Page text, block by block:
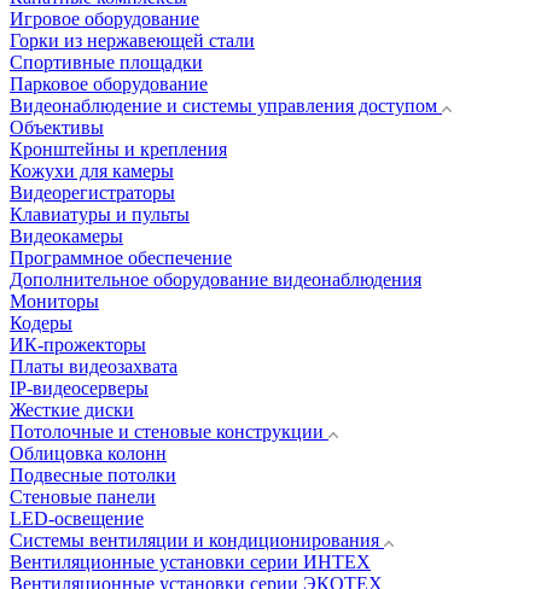
Игровое оборудование
Горки из нержавеющей стали
Спортивные площадки
Парковое оборудование
Видеонаблюдение и системы управления доступом
Объективы
Кронштейны и крепления
Кожухи для камеры
Видеорегистраторы
Клавиатуры и пульты
Видеокамеры
Программное обеспечение
Дополнительное оборудование видеонаблюдения
Мониторы
Кодеры
ИК-прожекторы
Платы видеозахвата
IP-видеосерверы
Жесткие диски
Потолочные и стеновые конструкции
Облицовка колонн
Подвесные потолки
Стеновые панели
LED-освещение
Системы вентиляции и кондиционирования
Вентиляционные установки серии ИНТЕХ
Вентиляционные установки серии ЭКОТЕХ